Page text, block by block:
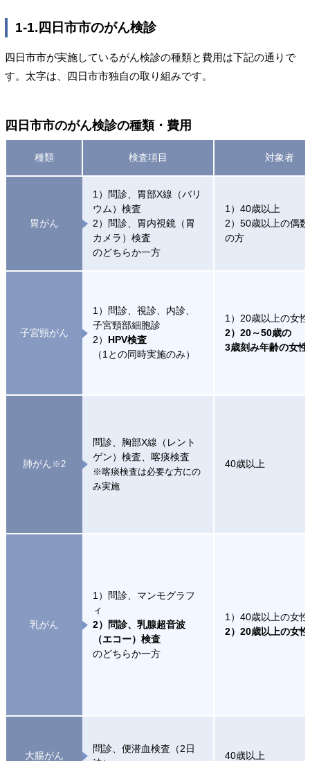
1-1.四日市市のがん検診
四日市市が実施しているがん検診の種類と費用は下記の通りで
す。太字は、四日市市独自の取り組みです。
四日市市のがん検診の種類・費用
種類 検査項目 対象者
胃がん
1）問診、胃部X線（バリ
ウム）検査
2）問診、胃内視鏡（胃
カメラ）検査
のどちらか一方
1）40歳以上
2）50歳以上の偶
の方
子宮頸がん
1）問診、視診、内診、
子宮頸部細胞診
2） HPV検査
（1との同時実施のみ）
1）20歳以上の女性
2）20～50歳の
3歳刻み年齢の女性
肺がん ※2
問診、胸部X線（レント
ゲン）検査、喀痰検査
※喀痰検査は必要な方にの
み実施
40歳以上
乳がん
1）問診、マンモグラフ
ィ
2）問診、乳腺超音波
（エコー）検査
のどちらか一方
1）40歳以上の女性
2）20歳以上の女性
大腸がん
問診、便潜血検査（2日
40歳以上